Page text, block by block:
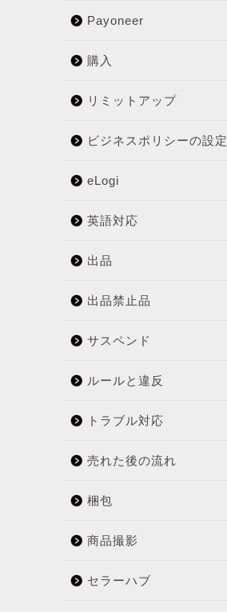
Payoneer
購入
リミットアップ
ビジネスポリシーの設定
eLogi
英語対応
出品
出品禁止品
サスペンド
ルールと違反
トラブル対応
売れた後の流れ
梱包
商品撮影
セラーハブ